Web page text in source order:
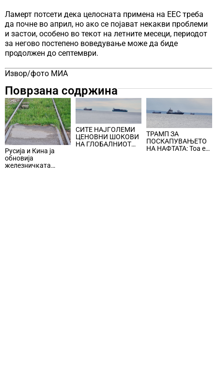
Ламерт потсети дека целосната примена на ЕЕС треба
да почне во април, но ако се појават некакви проблеми
и застои, особено во текот на летните месеци, периодот
за негово постепено воведување може да биде
продолжен до септември.
Извор/фото МИА
Поврзана содржина
Русија и Кина ја
обновија
железничката
СИТЕ НАЈГОЛЕМИ
ЦЕНОВНИ ШОКОВИ
НА ГЛОБАЛНИОТ
ТРАМП ЗА
ПОСКАПУВАЊЕТО
НА НАФТАТА: Тоа е